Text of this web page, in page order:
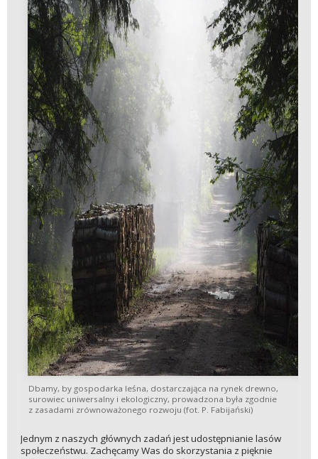
Dbamy, by gospodarka leśna, dostarczająca na rynek drewno,
surowiec uniwersalny i ekologiczny, prowadzona była zgodnie
z zasadami zrównoważonego rozwoju (fot. P. Fabijański)
Jednym z naszych głównych zadań jest udostępnianie lasów
społeczeństwu. Zachęcamy Was do skorzystania z pięknie